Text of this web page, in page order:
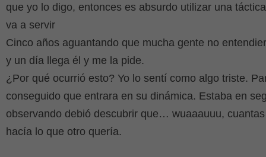
que yo lo digo, entonces es absurdo utilizar una
va a servir
Cinco años aguantando que mucha gente no
y un día llega él y me la pide.
¿Por qué ocurrió esto? Yo lo sentí como algo triste.
conseguido que entrara en su dinámica. Estaba en
observando debió descubrir que… wuaaauuu,
hacía lo que otro quería.